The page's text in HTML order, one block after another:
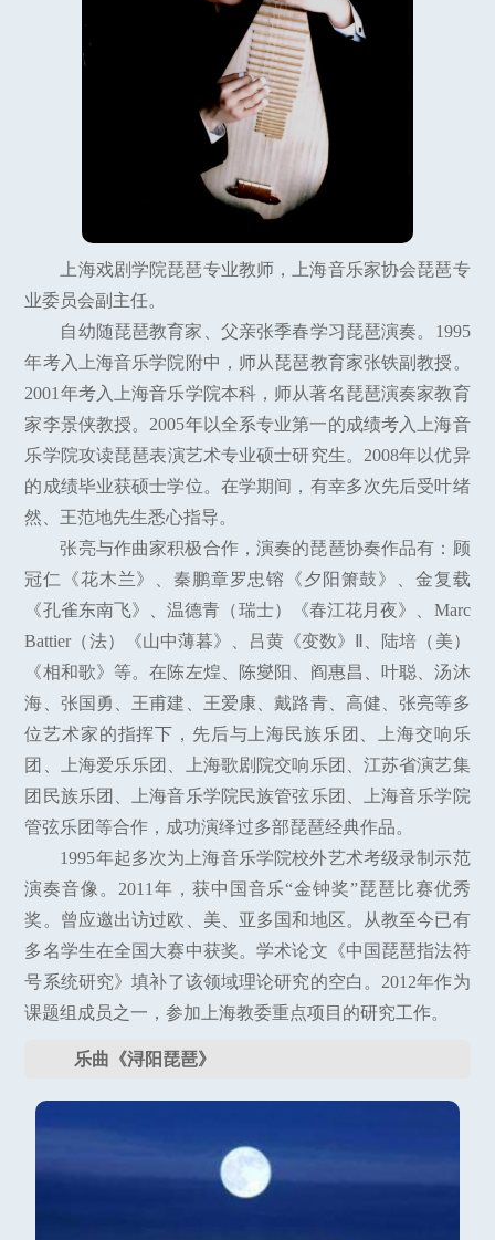
上海戏剧学院琵琶专业教师，上海音乐家协会琵琶专
业委员会副主任。
自幼随琵琶教育家、父亲张季春学习琵琶演奏。1995
年考入上海音乐学院附中，师从琵琶教育家张铁副教授。
2001年考入上海音乐学院本科，师从著名琵琶演奏家教育
家李景侠教授。2005年以全系专业第一的成绩考入上海音
乐学院攻读琵琶表演艺术专业硕士研究生。2008年以优异
的成绩毕业获硕士学位。在学期间，有幸多次先后受叶绪
然、王范地先生悉心指导。
张亮与作曲家积极合作，演奏的琵琶协奏作品有：顾
冠仁《花木兰》、秦鹏章罗忠镕《夕阳箫鼓》、金复载
《孔雀东南飞》、温德青（瑞士）《春江花月夜》、Marc
Battier（法）《山中薄暮》、吕黄《变数》Ⅱ、陆培（美）
《相和歌》等。在陈左煌、陈燮阳、阎惠昌、叶聪、汤沐
海、张国勇、王甫建、王爱康、戴路青、高健、张亮等多
位艺术家的指挥下，先后与上海民族乐团、上海交响乐
团、上海爱乐乐团、上海歌剧院交响乐团、江苏省演艺集
团民族乐团、上海音乐学院民族管弦乐团、上海音乐学院
管弦乐团等合作，成功演绎过多部琵琶经典作品。
1995年起多次为上海音乐学院校外艺术考级录制示范
演奏音像。2011年，获中国音乐“金钟奖”琵琶比赛优秀
奖。曾应邀出访过欧、美、亚多国和地区。从教至今已有
多名学生在全国大赛中获奖。学术论文《中国琵琶指法符
号系统研究》填补了该领域理论研究的空白。2012年作为
课题组成员之一，参加上海教委重点项目的研究工作。
乐曲《浔阳琵琶》